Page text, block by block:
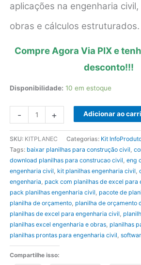
aplicações na engenharia
obras e cálculos estruturados.
Compre Agora Via PIX e
desconto!!!
Disponibilidade: 10 em estoque
-
Planilhas
Engenharia
Civil
quantidade
+ Adicionar ao
SKU: KITPLANEC Categorias: Kit
Tags: baixar planilhas para construção civil,
download planilhas para construcao civil, eng
engenharia civil, kit planilhas engenharia civil,
engenharia, pack com planilhas de excel para
pack planilhas engenharia civil, pacote de
planilha de orçamento, planilha de orçamento
planilhas de excel para engenharia civil,
planilhas excel engenharia e obras, planilhas
planilhas prontas para engenharia civil,
Compartilhe isso: